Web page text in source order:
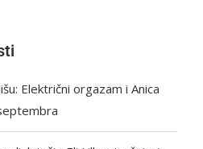
Električni orgazam i Anica